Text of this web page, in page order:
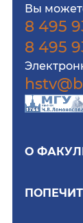
Вы
8 495
8 495
О